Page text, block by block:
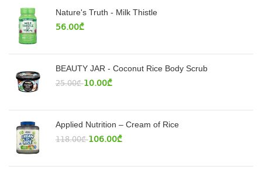
Nature's Truth - Milk Thistle
56.00₾
BEAUTY JAR - Coconut Rice Body Scrub
25.00₾ 10.00₾
Applied Nutrition – Cream of Rice
118.00₾ 106.00₾